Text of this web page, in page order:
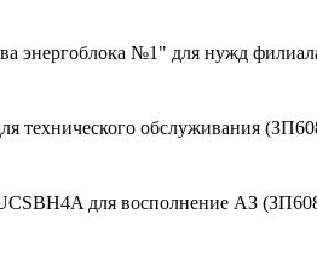
энергоблока №1" для нужд
технического обслуживания
для восполнение АЗ